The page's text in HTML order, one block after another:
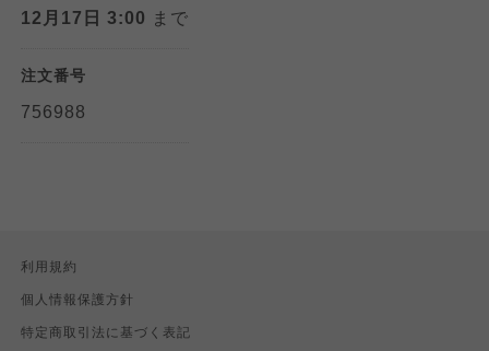
12月17日 3:00 まで
注文番号
756988
利用規約
個人情報保護方針
特定商取引法に基づく表記